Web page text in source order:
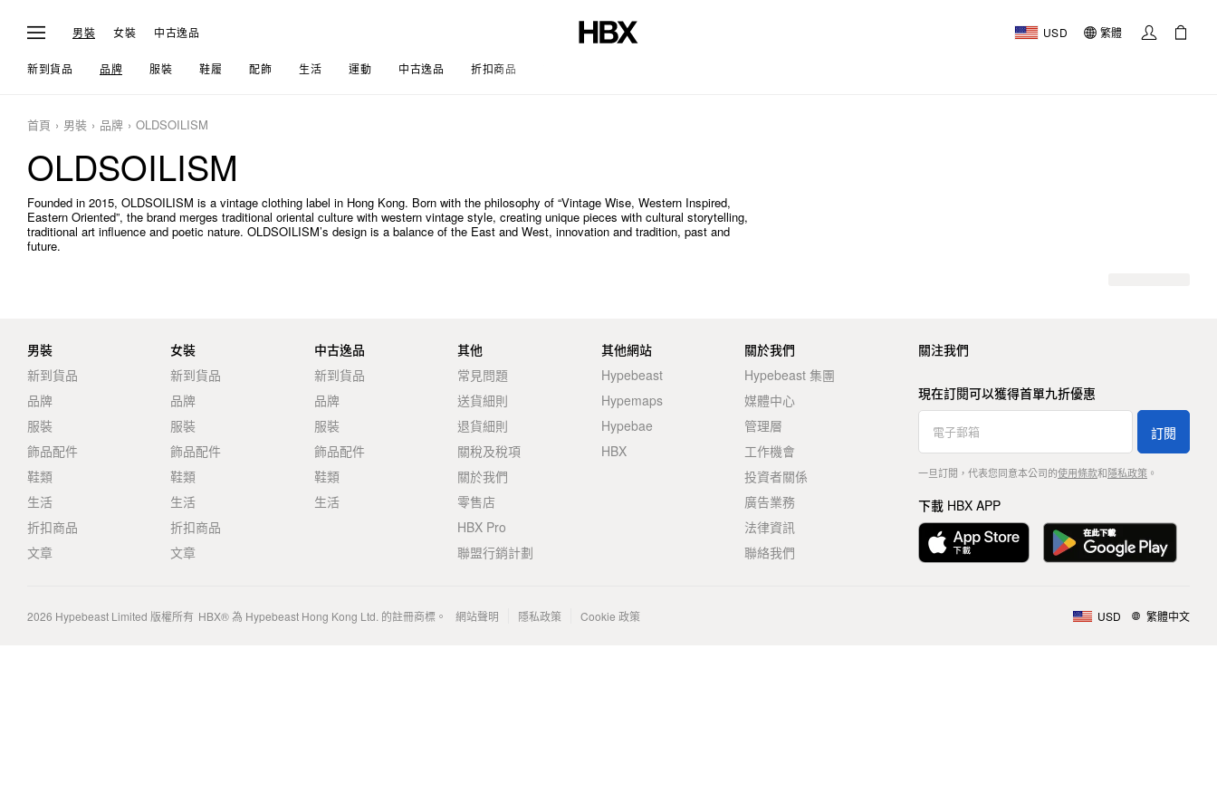
男裝 女裝 中古逸品 USD 繁體
新到貨品 品牌 服裝 鞋履 配飾 生活 運動 中古逸品 折扣商品
首頁 男裝 品牌 OLDSOILISM
OLDSOILISM
Founded in 2015, OLDSOILISM is a vintage clothing label in Hong Kong. Born with the philosophy of “Vintage Wise, Western Inspired,
Eastern Oriented”, the brand merges traditional oriental culture with western vintage style, creating unique pieces with cultural storytelling,
traditional art influence and poetic nature. OLDSOILISM’s design is a balance of the East and West, innovation and tradition, past and
future.
男裝
新到貨品
品牌
服裝
飾品配件
鞋類
生活
折扣商品
文章
女裝
新到貨品
品牌
服裝
飾品配件
鞋類
生活
折扣商品
文章
中古逸品
新到貨品
品牌
服裝
飾品配件
鞋類
生活
其他
常見問題
送貨細則
退貨細則
關稅及稅項
關於我們
零售店
HBX Pro
聯盟行銷計劃
其他網站
Hypebeast
Hypemaps
Hypebae
HBX
關於我們
Hypebeast 集團
媒體中心
管理層
工作機會
投資者關係
廣告業務
法律資訊
聯絡我們
關注我們
現在訂閱可以獲得首單九折優惠
訂閱
一旦訂閱，代表您同意本公司的使用條款和隱私政策。
下載 HBX APP
2026 Hypebeast Limited 版權所有 HBX® 為 Hypebeast Hong Kong Ltd. 的註冊商標。 網站聲明 隱私政策 Cookie 政策 USD 繁體中文